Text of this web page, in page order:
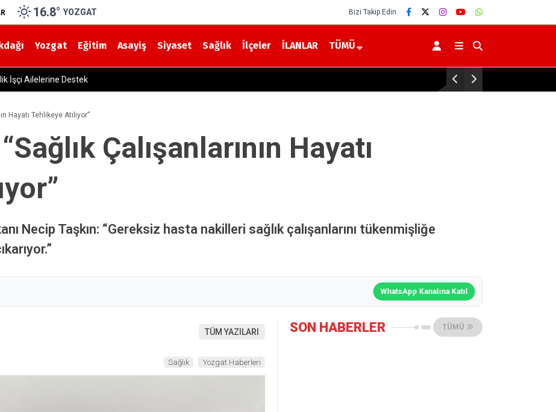
16.8° YOZGAT Bizi Takip Edin
Yozgat Eğitim Asayiş Siyaset Sağlık İlçeler İLANLAR TÜMÜ
Müdürü Dr. Candaş Tan’dan Emzirme Haftası Mesajı: “Bir Damla Anne Sütü, Bir Ömür Sağlık”
Hayatı Tehlikeye Atılıyor”
Çalışanlarının Hayatı
Necip Taşkın: “Gereksiz hasta nakilleri sağlık çalışanlarını tükenmişliğe
WhatsApp Kanalına Katıl
TÜM YAZILARI
Sağlık Yozgat Haberleri
SON HABERLER TÜMÜ